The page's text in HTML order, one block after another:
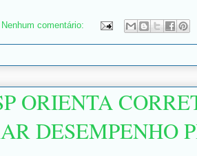
Nenhum comentário:
ORIENTA
DESEMPENHO